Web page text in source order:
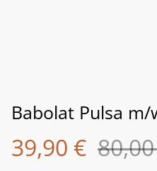
Babolat Pulsa m/
39,90 €